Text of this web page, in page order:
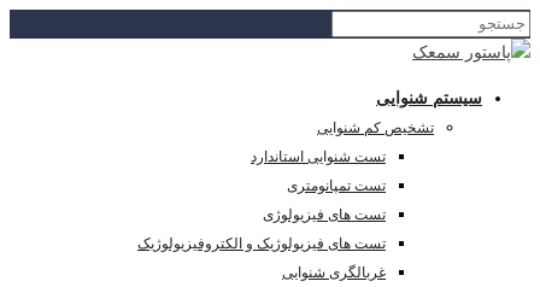
سیستم شنوایی
تشخیص کم شنوایی
تست شنوایی استاندارد
تست تمپانومتری
تست های فیزیولوژی
تست های فیزیولوژیک و الکتروفیزیولوژیک
غربالگری شنوایی